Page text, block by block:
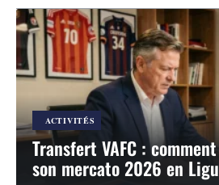
ACTIVITÉS
Transfert VAFC :
son mercato 2026 en